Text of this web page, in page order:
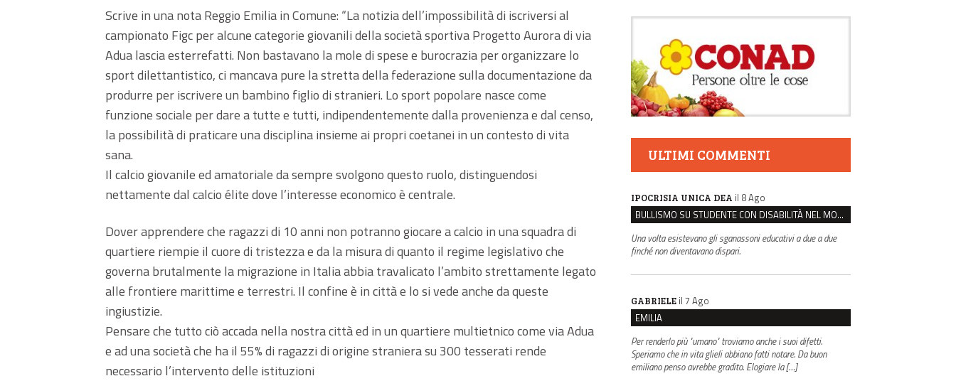
Scrive in una nota Reggio Emilia in Comune: “La notizia dell’impossibilità di iscriversi al
campionato Figc per alcune categorie giovanili della società sportiva Progetto Aurora di via
Adua lascia esterrefatti. Non bastavano la mole di spese e burocrazia per organizzare lo
sport dilettantistico, ci mancava pure la stretta della federazione sulla documentazione da
produrre per iscrivere un bambino figlio di stranieri. Lo sport popolare nasce come
funzione sociale per dare a tutte e tutti, indipendentemente dalla provenienza e dal censo,
la possibilità di praticare una disciplina insieme ai propri coetanei in un contesto di vita
sana.
Il calcio giovanile ed amatoriale da sempre svolgono questo ruolo, distinguendosi
nettamente dal calcio élite dove l’interesse economico è centrale.
Dover apprendere che ragazzi di 10 anni non potranno giocare a calcio in una squadra di
quartiere riempie il cuore di tristezza e da la misura di quanto il regime legislativo che
governa brutalmente la migrazione in Italia abbia travalicato l’ambito strettamente legato
alle frontiere marittime e terrestri. Il confine è in città e lo si vede anche da queste
ingiustizie.
Pensare che tutto ciò accada nella nostra città ed in un quartiere multietnico come via Adua
e ad una società che ha il 55% di ragazzi di origine straniera su 300 tesserati rende
necessario l’intervento delle istituzioni
ULTIMI COMMENTI
IPOCRISIA UNICA DEA il 8 Ago
BULLISMO SU STUDENTE CON DISABILITÀ NEL MODENESE, INDAGATI DUE RAGAZZI DI 16 ANNI
Una volta esistevano gli sganassoni educativi a due a due
finché non diventavano dispari.
GABRIELE il 7 Ago
EMILIA
Per renderlo più "umano" troviamo anche i suoi difetti.
Speriamo che in vita glieli abbiano fatti notare. Da buon
emiliano penso avrebbe gradito. Elogiare la […]